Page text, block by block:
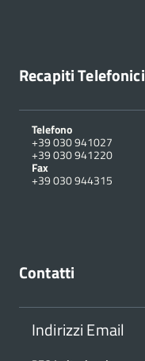
Recapiti Telefonici
Telefono
+39 030 941027
+39 030 941220
Fax
+39 030 944315
Contatti
Indirizzi Email